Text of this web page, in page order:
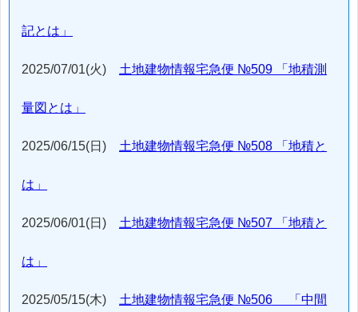
記とは」
2025/07/01(火) 土地建物情報宅急便 №509 「地積測
量図とは」
2025/06/15(日) 土地建物情報宅急便 №508 「地積と
は」
2025/06/01(日) 土地建物情報宅急便 №507 「地積と
は」
2025/05/15(木) 土地建物情報宅急便 №506 「中間